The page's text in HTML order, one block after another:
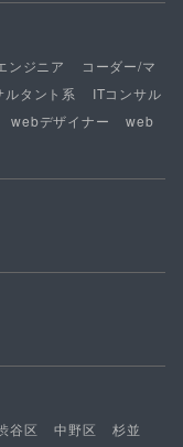
ンジニア
コーダー/マ
ルタント系
ITコンサル
webデザイナー web
谷区 中野区 杉並